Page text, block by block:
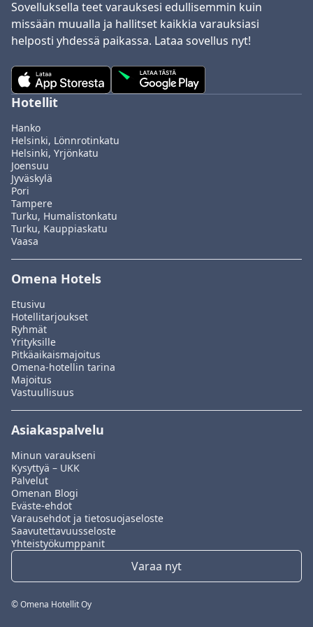
Sovelluksella teet varauksesi edullisemmin kuin
missään muualla ja hallitset kaikkia varauksiasi
helposti yhdessä paikassa. Lataa sovellus nyt!
Hotellit
Hanko
Helsinki, Lönnrotinkatu
Helsinki, Yrjönkatu
Joensuu
Jyväskylä
Pori
Tampere
Turku, Humalistonkatu
Turku, Kauppiaskatu
Vaasa
Omena Hotels
Etusivu
Hotellitarjoukset
Ryhmät
Yrityksille
Pitkäaikaismajoitus
Omena-hotellin tarina
Majoitus
Vastuullisuus
Asiakaspalvelu
Minun varaukseni
Kysyttyä – UKK
Palvelut
Omenan Blogi
Eväste-ehdot
Varausehdot ja tietosuojaseloste
Saavutettavuusseloste
Yhteistyökumppanit
Varaa nyt
© Omena Hotellit Oy